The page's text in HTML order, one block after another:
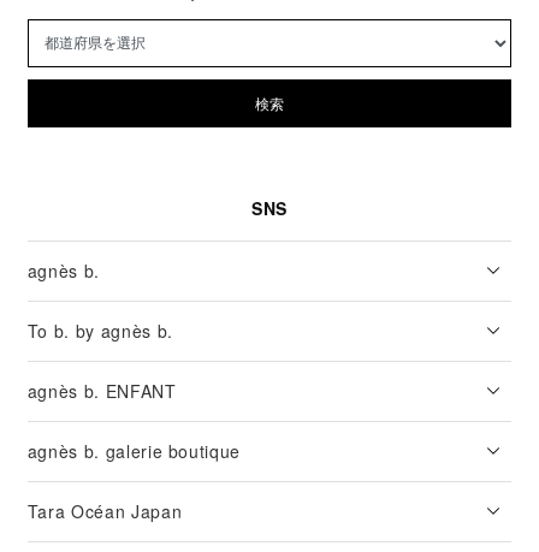
検索
SNS
agnès b.
To b. by agnès b.
agnès b. ENFANT
agnès b. galerie boutique
Tara Océan Japan